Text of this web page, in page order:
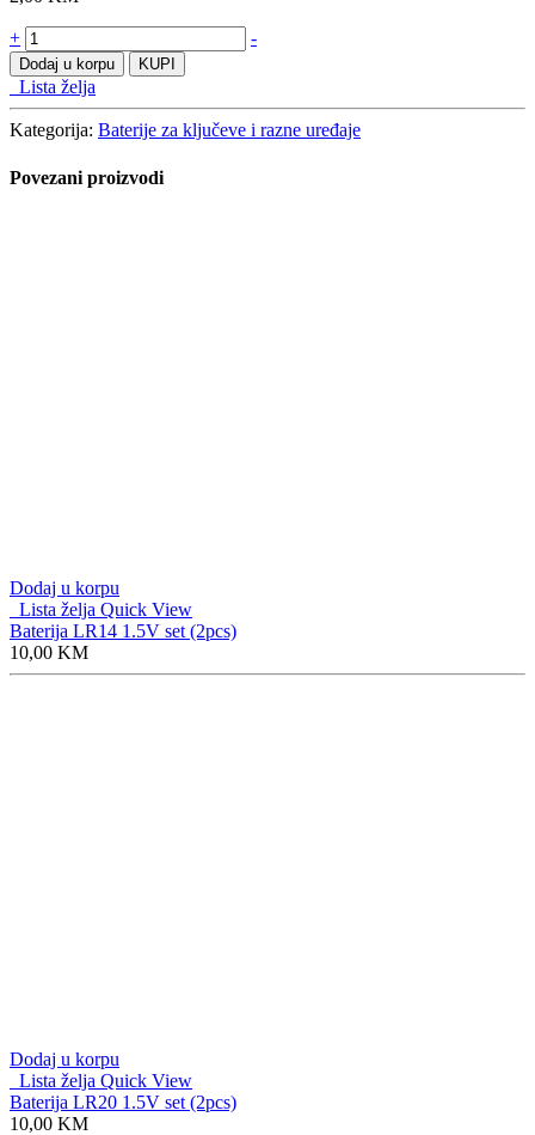
Baterija
AA
1.5V
set
(2pcs)
količine
+ -
Dodaj u korpu KUPI
Lista želja
Kategorija: Baterije za ključeve i razne uređaje
Povezani proizvodi
Dodaj u korpu
Lista želja Quick View
Baterija LR14 1.5V set (2pcs)
10,00 KM
Dodaj u korpu
Lista želja Quick View
Baterija LR20 1.5V set (2pcs)
10,00 KM